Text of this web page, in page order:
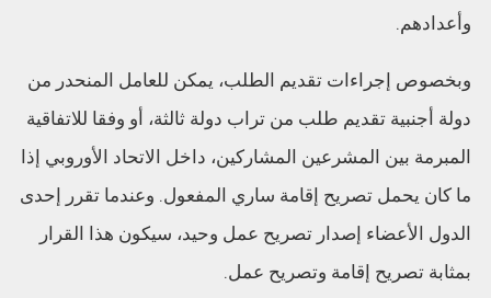
وأعدادهم.
وبخصوص إجراءات تقديم الطلب، يمكن للعامل المنحدر من
دولة أجنبية تقديم طلب من تراب دولة ثالثة، أو وفقا للاتفاقية
المبرمة بين المشرعين المشاركين، داخل الاتحاد الأوروبي إذا
ما كان يحمل تصريح إقامة ساري المفعول. وعندما تقرر إحدى
الدول الأعضاء إصدار تصريح عمل وحيد، سيكون هذا القرار
بمثابة تصريح إقامة وتصريح عمل.